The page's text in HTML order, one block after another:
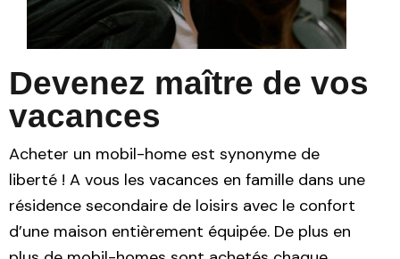
Devenez maître de vos
vacances
Acheter un mobil-home est synonyme de
liberté ! A vous les vacances en famille dans une
résidence secondaire de loisirs avec le confort
d’une maison entièrement équipée. De plus en